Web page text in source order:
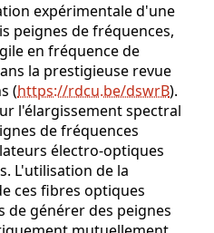
expérimentale d'une
peignes de fréquences,
en fréquence de
la prestigieuse revue
(https://rdcu.be/dswrB).
l'élargissement spectral
de fréquences
électro-optiques
L'utilisation de la
ces fibres optiques
de générer des peignes